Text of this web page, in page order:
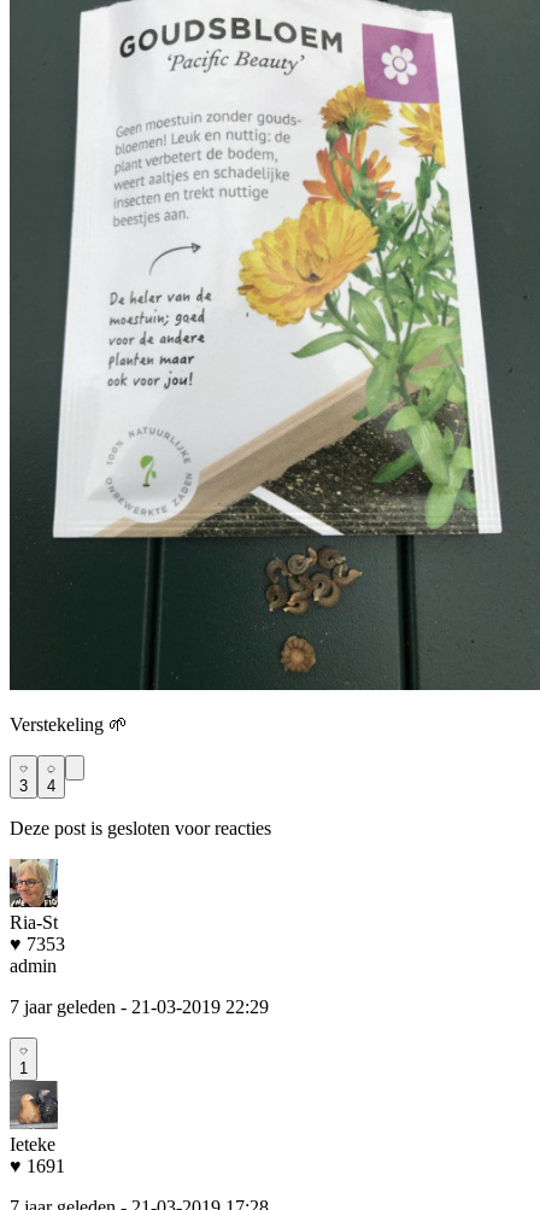
Verstekeling 🌱
3 4
Deze post is gesloten voor reacties
Ria-St
♥ 7353
admin
7 jaar geleden - 21-03-2019 22:29
1
Ieteke
♥ 1691